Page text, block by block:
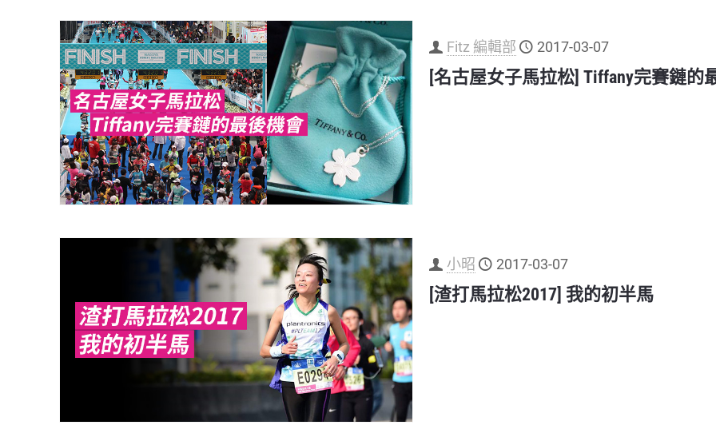
Fitz 編輯部 2017-03-07
[名古屋女子馬拉松] Tiffany完賽鏈的
小昭 2017-03-07
[渣打馬拉松2017] 我的初半馬